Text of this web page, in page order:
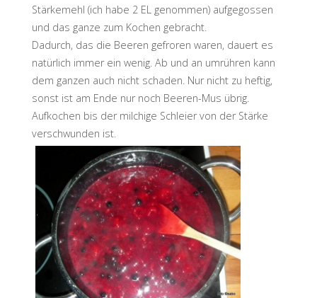
Stärkemehl (ich habe 2 EL genommen) aufgegossen
und das ganze zum Kochen gebracht.
Dadurch, das die Beeren gefroren waren, dauert es
natürlich immer ein wenig. Ab und an umrühren kann
dem ganzen auch nicht schaden. Nur nicht zu heftig,
sonst ist am Ende nur noch Beeren-Mus übrig.
Aufkochen bis der milchige Schleier von der Stärke
verschwunden ist.